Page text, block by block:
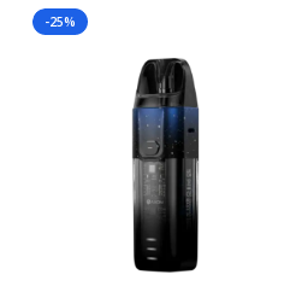
-25%